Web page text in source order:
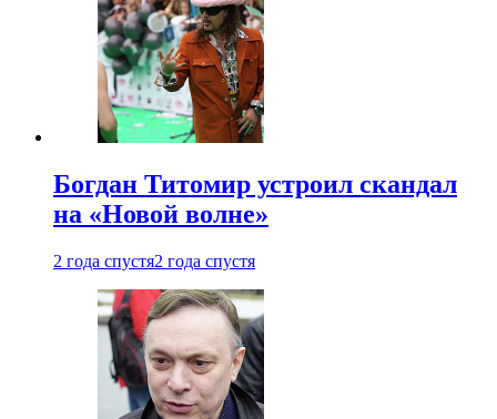
Богдан Титомир устроил скандал
на «Новой волне»
2 года спустя2 года спустя